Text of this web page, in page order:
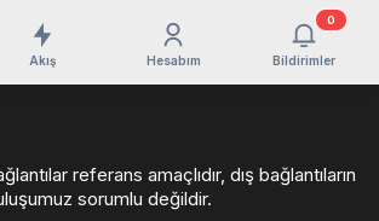
Akış Hesabım Bildirimler
0
referans amaçlıdır, dış bağlantıların
sorumlu değildir.